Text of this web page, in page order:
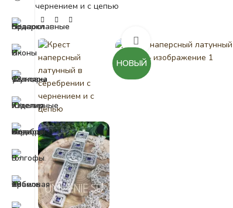
чернением и с цепью
НОВЫЙ
Нажмите, чтобы